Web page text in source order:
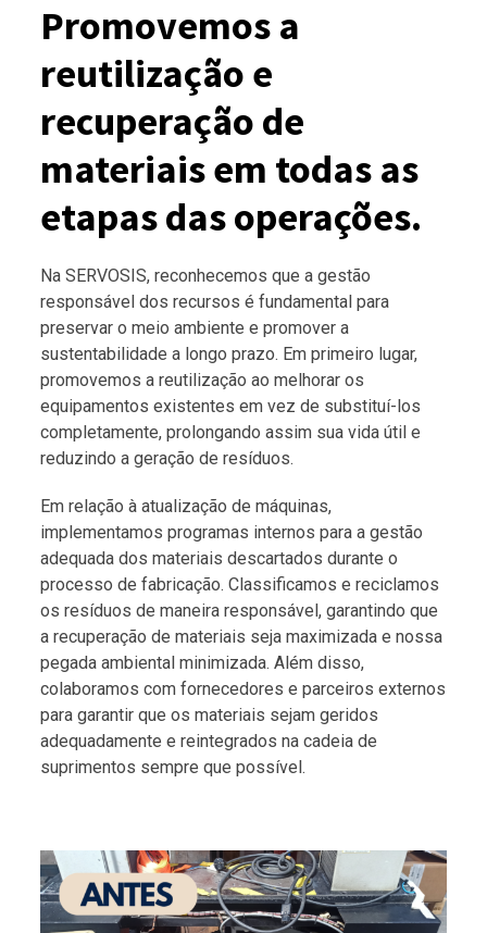
Promovemos a
reutilização e
recuperação de
materiais em todas as
etapas das operações.
Na SERVOSIS, reconhecemos que a gestão
responsável dos recursos é fundamental para
preservar o meio ambiente e promover a
sustentabilidade a longo prazo. Em primeiro lugar,
promovemos a reutilização ao melhorar os
equipamentos existentes em vez de substituí-los
completamente, prolongando assim sua vida útil e
reduzindo a geração de resíduos.
Em relação à atualização de máquinas,
implementamos programas internos para a gestão
adequada dos materiais descartados durante o
processo de fabricação. Classificamos e reciclamos
os resíduos de maneira responsável, garantindo que
a recuperação de materiais seja maximizada e nossa
pegada ambiental minimizada. Além disso,
colaboramos com fornecedores e parceiros externos
para garantir que os materiais sejam geridos
adequadamente e reintegrados na cadeia de
suprimentos sempre que possível.